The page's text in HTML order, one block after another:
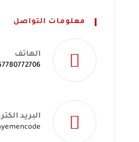
معلومات التواصل
الهاتف
البريد